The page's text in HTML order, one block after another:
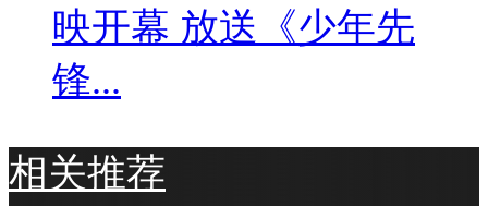
映开幕 放送《少年先
锋...
相关推荐